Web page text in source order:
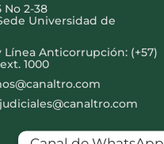
No 2-38
Universidad de
Anticorrupción: (+57)
1000